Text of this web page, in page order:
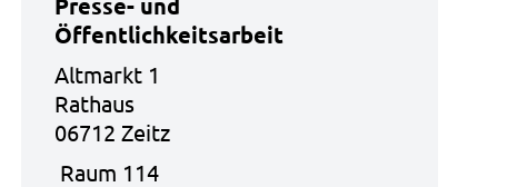
Öffentlichkeitsarbeit
Altmarkt 1
Rathaus
06712 Zeitz
Raum 114